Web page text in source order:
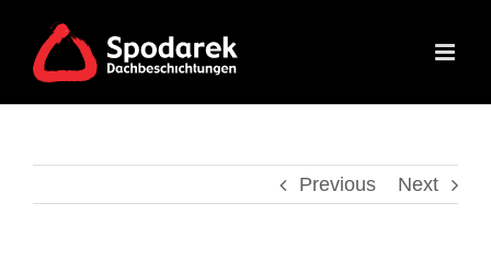
content
Previous Next